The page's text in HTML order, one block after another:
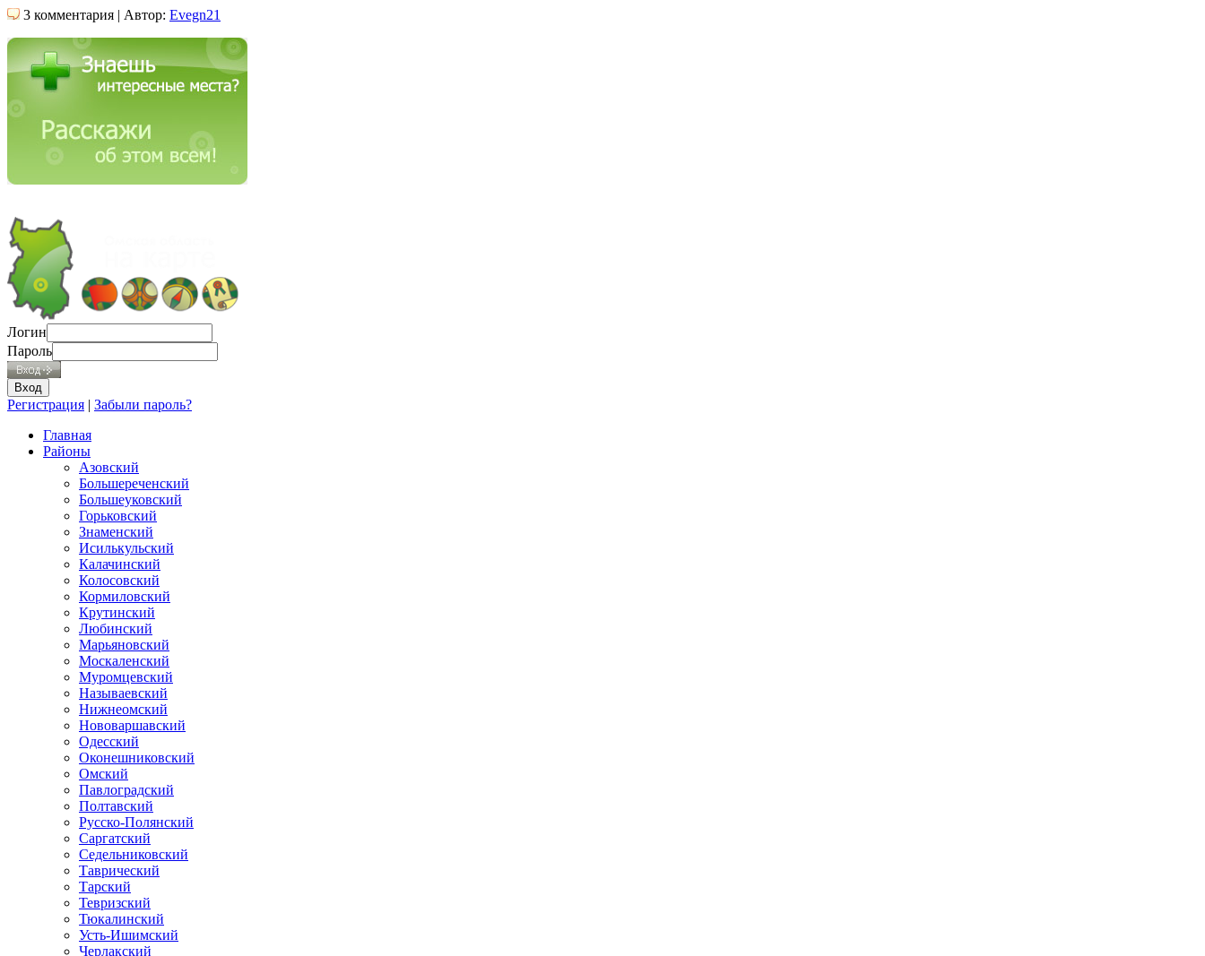
3 комментария | Автор: Evegn21
Логин
Пароль
Регистрация | Забыли пароль?
Главная
Районы
Азовский
Большереченский
Большеуковский
Горьковский
Знаменский
Исилькульский
Калачинский
Колосовский
Кормиловский
Крутинский
Любинский
Марьяновский
Москаленский
Муромцевский
Называевский
Нижнеомский
Нововаршавский
Одесский
Оконешниковский
Омский
Павлоградский
Полтавский
Русско-Полянский
Саргатский
Седельниковский
Таврический
Тарский
Тевризский
Тюкалинский
Усть-Ишимский
Черлакский